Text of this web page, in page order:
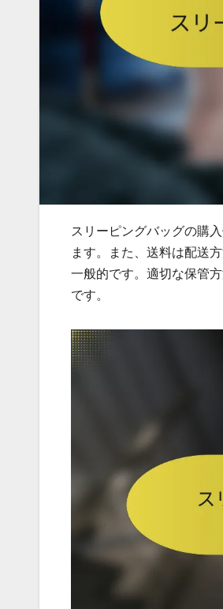
スリーピングバッグの購
ます。また、送料は配送
一般的です。適切な保管
です。